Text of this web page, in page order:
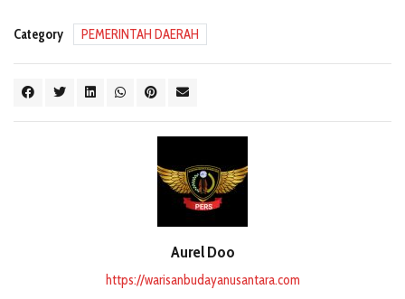
Category PEMERINTAH DAERAH
Aurel Doo
https://warisanbudayanusantara.com